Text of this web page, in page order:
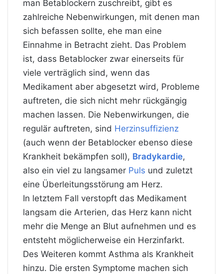
man Betablockern zuschreibt, gibt es
zahlreiche Nebenwirkungen, mit denen man
sich befassen sollte, ehe man eine
Einnahme in Betracht zieht. Das Problem
ist, dass Betablocker zwar einerseits für
viele verträglich sind, wenn das
Medikament aber abgesetzt wird, Probleme
auftreten, die sich nicht mehr rückgängig
machen lassen. Die Nebenwirkungen, die
regulär auftreten, sind Herzinsuffizienz
(auch wenn der Betablocker ebenso diese
Krankheit bekämpfen soll), Bradykardie,
also ein viel zu langsamer Puls und zuletzt
eine Überleitungsstörung am Herz.
In letztem Fall verstopft das Medikament
langsam die Arterien, das Herz kann nicht
mehr die Menge an Blut aufnehmen und es
entsteht möglicherweise ein Herzinfarkt.
Des Weiteren kommt Asthma als Krankheit
hinzu. Die ersten Symptome machen sich